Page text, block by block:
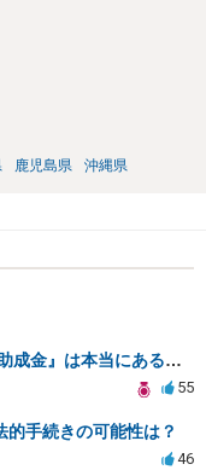
鹿児島県 沖縄県
LINEで見つけた『国が認める副業助成金』は本当にあるのですか？今それで訴えられそうでどうすれば？
55
手続きの可能性は？
46